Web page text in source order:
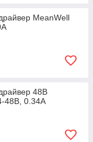
MeanWell
48В
48В, 0.34А